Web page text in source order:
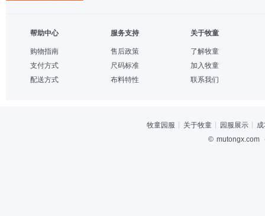
帮助中心
购物指南
支付方式
配送方式
服务支持
售后政策
尺码标准
布料特性
关于牧童
了解牧童
加入牧童
联系我们
牧童园服 关于牧童 园服展示
© mutongx.com